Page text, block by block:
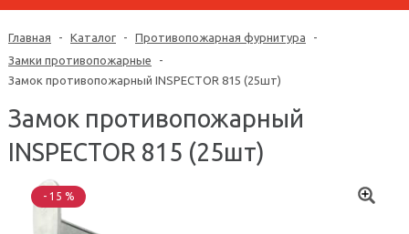
Главная - Каталог - Противопожарная фурнитура
-
Замки противопожарные
-
Замок противопожарный INSPECTOR 815 (25шт)
Замок противопожарный
INSPECTOR 815 (25шт)
- 15 %